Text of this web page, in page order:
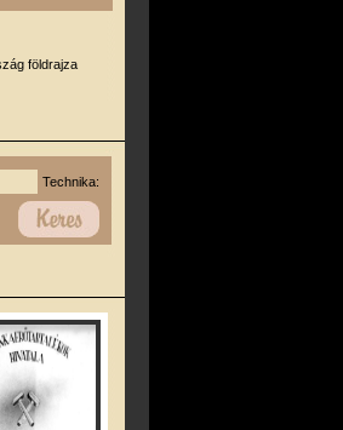
földrajza
Technika: